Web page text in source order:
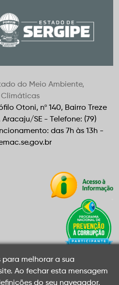
do Meio Ambiente,
Climáticas
Otoni, nº 140, Bairro Treze
SE - Telefone: (79)
das 7h às 13h -
melhorar a sua
Ao fechar esta mensagem
do seu navegador,